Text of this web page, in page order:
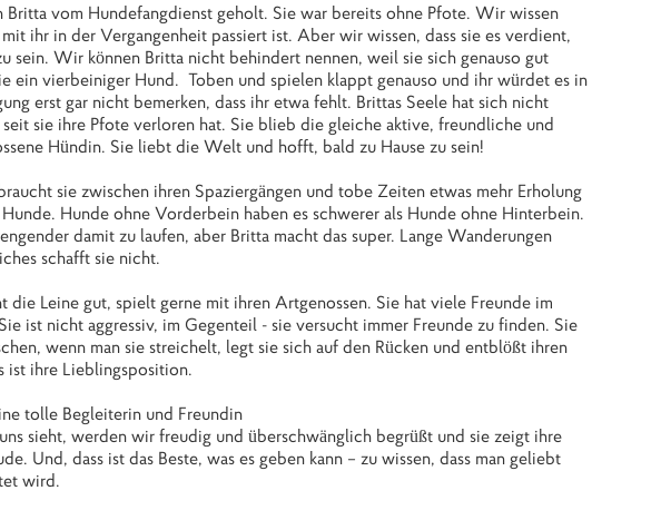
vom Hundefangdienst geholt. Sie war bereits ohne Pfote. Wir wissen
ihr in der Vergangenheit passiert ist. Aber wir wissen, dass sie es verdient,
sein. Wir können Britta nicht behindert nennen, weil sie sich genauso gut
ein vierbeiniger Hund. Toben und spielen klappt genauso und ihr würdet es in
erst gar nicht bemerken, dass ihr etwa fehlt. Brittas Seele hat sich nicht
sie ihre Pfote verloren hat. Sie blieb die gleiche aktive, freundliche und
Hündin. Sie liebt die Welt und hofft, bald zu Hause zu sein!
sie zwischen ihren Spaziergängen und tobe Zeiten etwas mehr Erholung
Hunde. Hunde ohne Vorderbein haben es schwerer als Hunde ohne Hinterbein.
damit zu laufen, aber Britta macht das super. Lange Wanderungen
schafft sie nicht.
die Leine gut, spielt gerne mit ihren Artgenossen. Sie hat viele Freunde im
ist nicht aggressiv, im Gegenteil - sie versucht immer Freunde zu finden. Sie
wenn man sie streichelt, legt sie sich auf den Rücken und entblößt ihren
ist ihre Lieblingsposition.
tolle Begleiterin und Freundin
sieht, werden wir freudig und überschwänglich begrüßt und sie zeigt ihre
Und, dass ist das Beste, was es geben kann – zu wissen, dass man geliebt
wird.